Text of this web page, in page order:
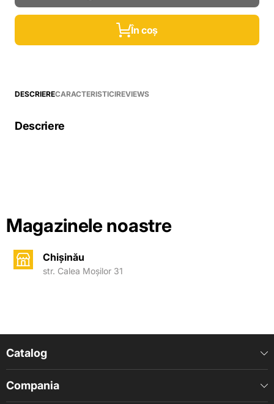
În coș
DESCRIERECARACTERISTICIREVIEWS
Descriere
Magazinele noastre
Chișinău
str. Calea Moșilor 31
Catalog
Compania